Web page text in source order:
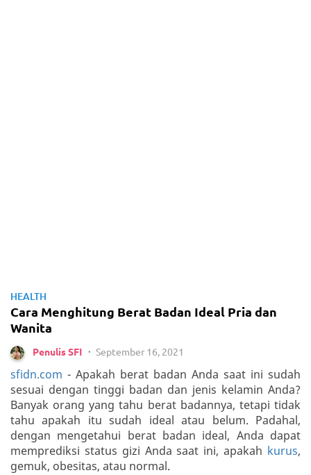
HEALTH
Cara Menghitung Berat Badan Ideal Pria dan
Wanita
Penulis SFI • September 16, 2021
sfidn.com - Apakah berat badan Anda saat ini sudah
sesuai dengan tinggi badan dan jenis kelamin Anda?
Banyak orang yang tahu berat badannya, tetapi tidak
tahu apakah itu sudah ideal atau belum. Padahal,
dengan mengetahui berat badan ideal, Anda dapat
memprediksi status gizi Anda saat ini, apakah kurus,
gemuk, obesitas, atau normal.